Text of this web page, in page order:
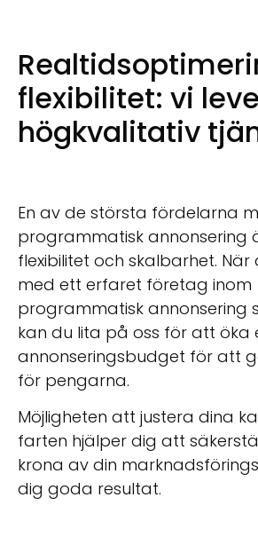
flexibilitet: vi
högkvalitativ
En av de största fördelarna
programmatisk annonsering
flexibilitet och skalbarhet.
med ett erfaret företag inom
programmatisk annonsering
kan du lita på oss för att öka
annonseringsbudget för att
för pengarna.
Möjligheten att justera dina
farten hjälper dig att
krona av din
dig goda resultat.